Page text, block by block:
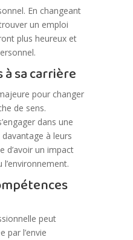
En changeant
un emploi
plus heureux et
sa carrière
pour changer
de sens.
dans une
à leurs
d’avoir un impact
peut
par l’envie